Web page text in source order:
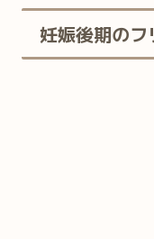
妊娠後期のフ